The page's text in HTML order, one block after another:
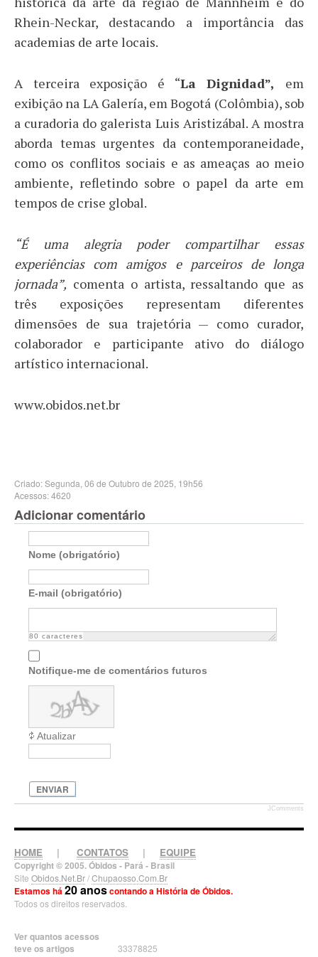
Rhein-Neckar, destacando a importância das
academias de arte locais.
A terceira exposição é “La Dignidad”, em
exibição na LA Galería, em Bogotá (Colômbia), sob
a curadoria do galerista Luis Aristizábal. A mostra
aborda temas urgentes da contemporaneidade,
como os conflitos sociais e as ameaças ao meio
ambiente, refletindo sobre o papel da arte em
tempos de crise global.
“É uma alegria poder compartilhar essas
experiências com amigos e parceiros de longa
jornada”, comenta o artista, ressaltando que as
três exposições representam diferentes
dimensões de sua trajetória — como curador,
colaborador e participante ativo do diálogo
artístico internacional.
www.obidos.net.br
Criado: Segunda, 06 de Outubro de 2025, 19h56
Acessos: 4620
Adicionar comentário
Nome (obrigatório)
E-mail (obrigatório)
80 caracteres
Notifique-me de comentários futuros
Atualizar
ENVIAR
JComments
HOME | CONTATOS | EQUIPE
Copyright © 2005. Óbidos - Pará - Brasil
Site Obidos.Net.Br/Chupaosso.Com.Br
Estamos há 20 anoscontando a História de Óbidos.
Todos os direitos reservados.
Ver quantos acessos
teve os artigos
33378825